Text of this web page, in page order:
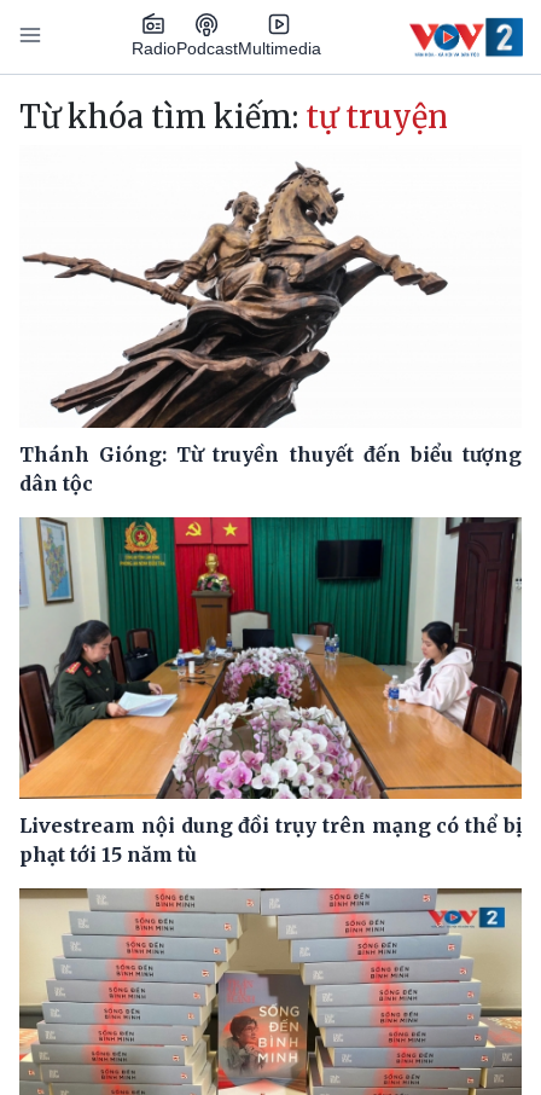
Nhảy đến nội dung
RadioPodcastMultimedia
Main navigation
Từ khóa tìm kiếm: tự truyện
Thánh Gióng: Từ truyền thuyết đến biểu tượng
dân tộc
Livestream nội dung đồi trụy trên mạng có thể bị
phạt tới 15 năm tù